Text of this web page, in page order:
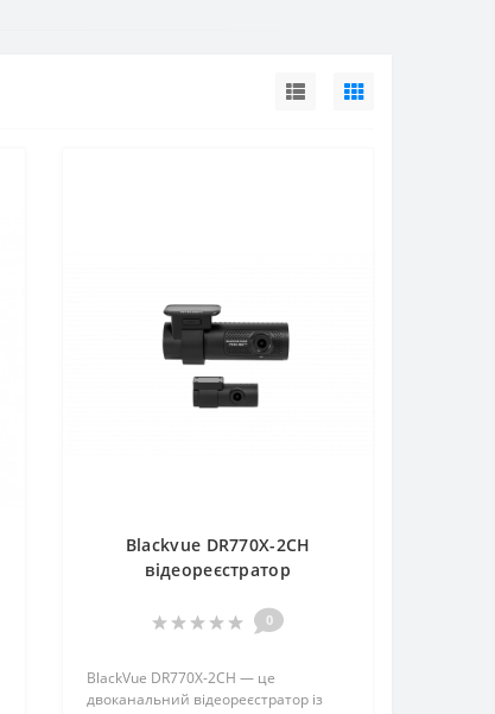
Blackvue DR770X-2CH
відеореєстратор
0
BlackVue DR770X-2CH — це
двоканальний відеореєстратор із